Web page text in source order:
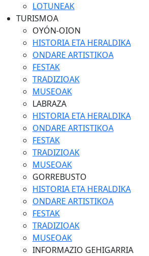
LOTUNEAK
TURISMOA
OYÓN-OION
HISTORIA ETA HERALDIKA
ONDARE ARTISTIKOA
FESTAK
TRADIZIOAK
MUSEOAK
LABRAZA
HISTORIA ETA HERALDIKA
ONDARE ARTISTIKOA
FESTAK
TRADIZIOAK
MUSEOAK
GORREBUSTO
HISTORIA ETA HERALDIKA
ONDARE ARTISTIKOA
FESTAK
TRADIZIOAK
MUSEOAK
INFORMAZIO GEHIGARRIA